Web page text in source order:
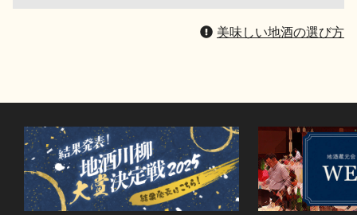
美味しい地酒の選び方